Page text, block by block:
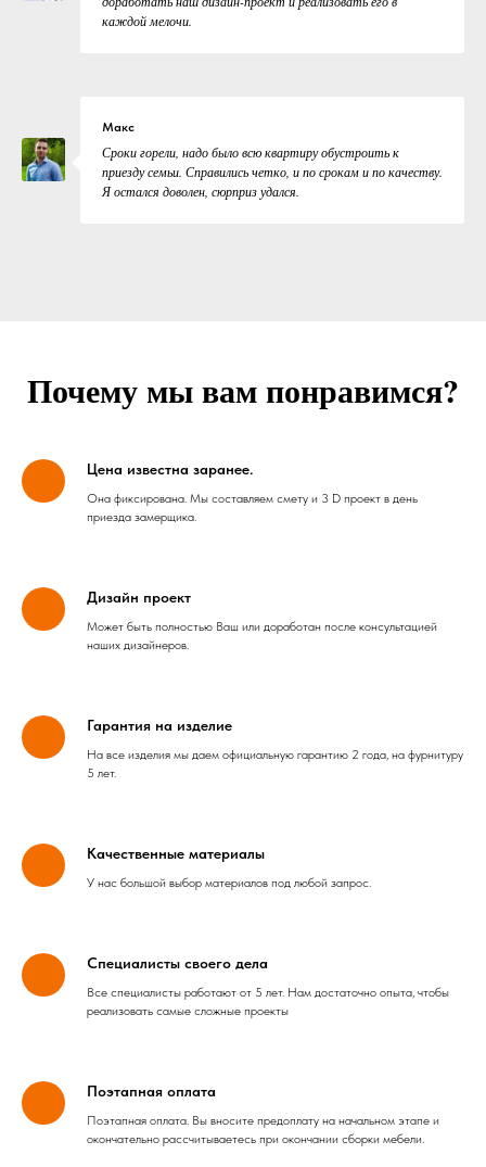
каждой мелочи.
Макс
Сроки горели, надо было всю квартиру обустроить к
приезду семьи. Справились четко, и по срокам и по качеству.
Я остался доволен, сюрприз удался.
Почему мы вам понравимся?
Цена известна заранее.
Она фиксирована. Мы составляем смету и 3 D проект в день
приезда замерщика.
Дизайн проект
Может быть полностью Ваш или доработан после консультацией
наших дизайнеров.
Гарантия на изделие
На все изделия мы даем официальную гарантию 2 года, на фурнитуру
5 лет.
Качественные материалы
У нас большой выбор материалов под любой запрос.
Специалисты своего дела
Все специалисты работают от 5 лет. Нам достаточно опыта, чтобы
реализовать самые сложные проекты
Поэтапная оплата
Поэтапная оплата. Вы вносите предоплату на начальном этапе и
окончательно рассчитываетесь при окончании сборки мебели.